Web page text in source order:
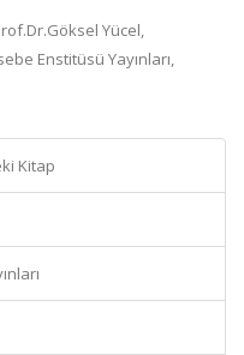
Yücel,
Enstitüsü Yayınları,
Kitap